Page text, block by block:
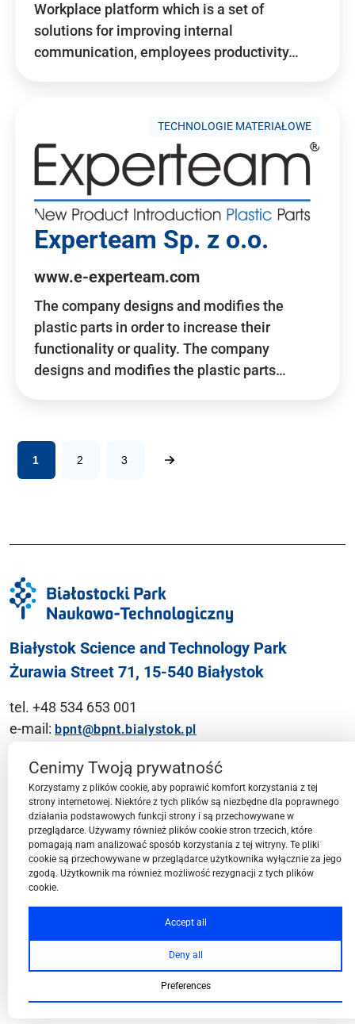
Workplace platform which is a set of
solutions for improving internal
communication, employees productivity…
TECHNOLOGIE MATERIAŁOWE
Experteam Sp. z o.o.
www.e-experteam.com
The company designs and modifies the
plastic parts in order to increase their
functionality or quality. The company
designs and modifies the plastic parts…
1 2 3
Białystok Science and Technology Park
Żurawia Street 71, 15-540 Białystok
tel. +48 534 653 001
e-mail: bpnt@bpnt.bialystok.pl
Contact
BPN-T Area
BPN-T Offer
Cenimy Twoją prywatność
Korzystamy z plików cookie, aby poprawić komfort korzystania z tej
strony internetowej. Niektóre z tych plików są niezbędne dla poprawnego
działania podstawowych funkcji strony i są przechowywane w
przeglądarce. Używamy również plików cookie stron trzecich, które
pomagają nam analizować sposób korzystania z tej witryny. Te pliki
cookie są przechowywane w przeglądarce użytkownika wyłącznie za jego
zgodą. Użytkownik ma również możliwość rezygnacji z tych plików
cookie.
Accept all
Deny all
Preferences